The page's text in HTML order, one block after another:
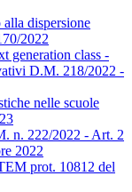
dispersione
2022
generation class -
D.M. 218/2022 -
nelle scuole
n. 222/2022 - Art. 2
2022
prot. 10812 del